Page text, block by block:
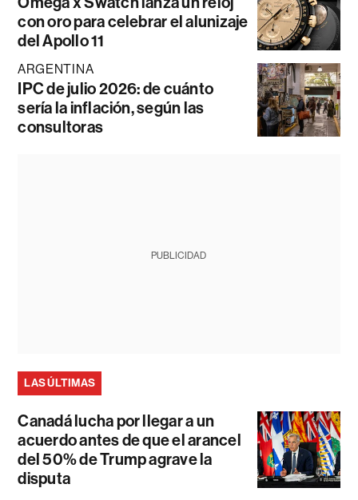
con oro para celebrar el alunizaje
del Apollo 11
ARGENTINA
IPC de julio 2026: de cuánto
sería la inflación, según las
consultoras
PUBLICIDAD
LAS ÚLTIMAS
Canadá lucha por llegar a un
acuerdo antes de que el arancel
del 50% de Trump agrave la
disputa